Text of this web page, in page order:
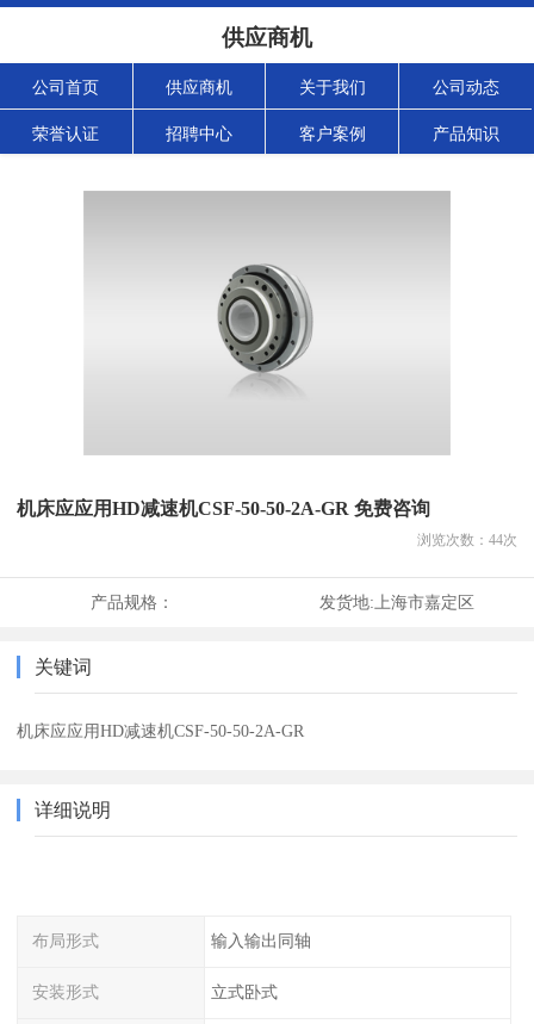
供应商机
公司首页 供应商机 关于我们 公司动态
荣誉认证 招聘中心 客户案例 产品知识
机床应应用HD减速机CSF-50-50-2A-GR 免费咨询
浏览次数： 44次
产品规格： 发货地: 上海市嘉定区
关键词
机床应应用HD减速机CSF-50-50-2A-GR
详细说明
布局形式 输入输出同轴
安装形式 立式卧式